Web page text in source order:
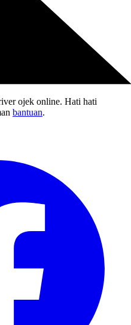
ojek online. Hati hati
bantuan.